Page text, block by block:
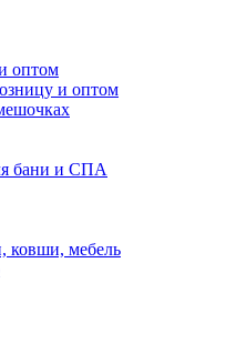
оптом
и оптом
бани и СПА
ковши, мебель